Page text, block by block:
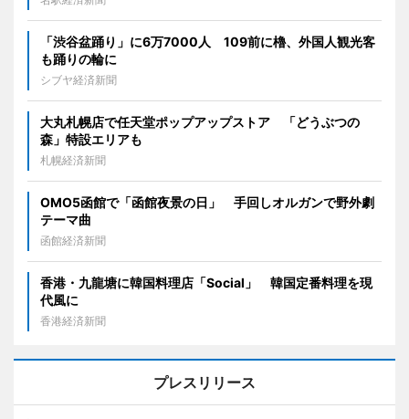
「渋谷盆踊り」に6万7000人 109前に櫓、外国人観光客
も踊りの輪に
シブヤ経済新聞
大丸札幌店で任天堂ポップアップストア 「どうぶつの
森」特設エリアも
札幌経済新聞
OMO5函館で「函館夜景の日」 手回しオルガンで野外劇
テーマ曲
函館経済新聞
香港・九龍塘に韓国料理店「Social」 韓国定番料理を現
代風に
香港経済新聞
プレスリリース